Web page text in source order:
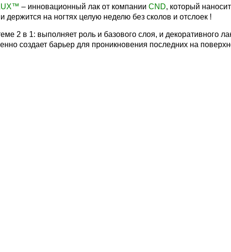
– инновационный лак от компании CND, который
на ногтях целую неделю без сколов и отслоек !
2 в 1: выполняет роль и базового слоя, и декоративного
создает барьер для проникновения последних на